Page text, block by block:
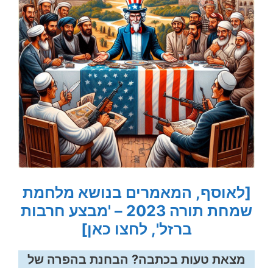
[לאוסף, המאמרים בנושא מלחמת
שמחת תורה 2023 – 'מבצע חרבות
ברזל', לחצו כאן]
מצאת טעות בכתבה? הבחנת בהפרה של